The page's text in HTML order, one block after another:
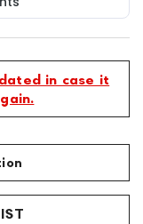
in case it